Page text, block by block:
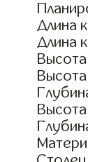
Длина
Длина